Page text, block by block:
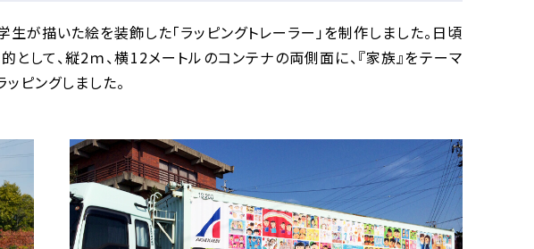
が描いた絵を装飾した「ラッピングトレーラー」を制作しました。日頃
して、縦2ｍ、横12メートルのコンテナの両側面に、『家族』をテーマ
ピングしました。